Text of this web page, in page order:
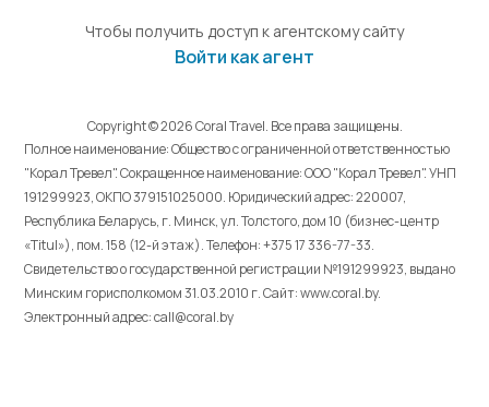
Чтобы получить доступ к агентскому сайту
Войти как агент
Copyright © 2026 Coral Travel. Все права защищены.
Полное наименование: Общество с ограниченной ответственностью
"Корал Тревел". Сокращенное наименование: ООО "Корал Тревел". УНП
191299923, ОКПО 379151025000. Юридический адрес: 220007,
Республика Беларусь, г. Минск, ул. Толстого, дом 10 (бизнес-центр
«Titul»), пом. 158 (12-й этаж). Телефон: +375 17 336-77-33.
Свидетельство о государственной регистрации №191299923, выдано
Минским горисполкомом 31.03.2010 г. Cайт: www.coral.by.
Электронный адрес: call@coral.by